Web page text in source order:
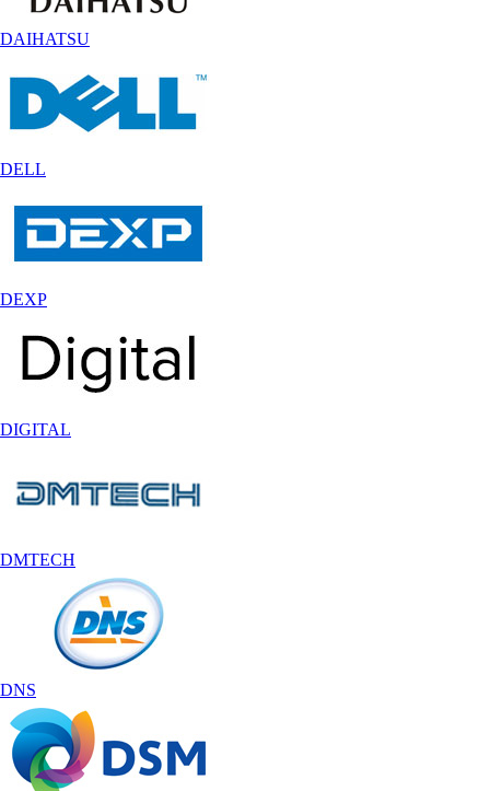
DAIHATSU
DELL
DEXP
DIGITAL
DMTECH
DNS